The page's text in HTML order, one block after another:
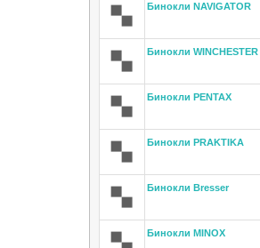
Бинокли NAVIGATOR
Бинокли WINCHESTER
Бинокли PENTAX
Бинокли PRAKTIKA
Бинокли Bresser
Бинокли MINOX